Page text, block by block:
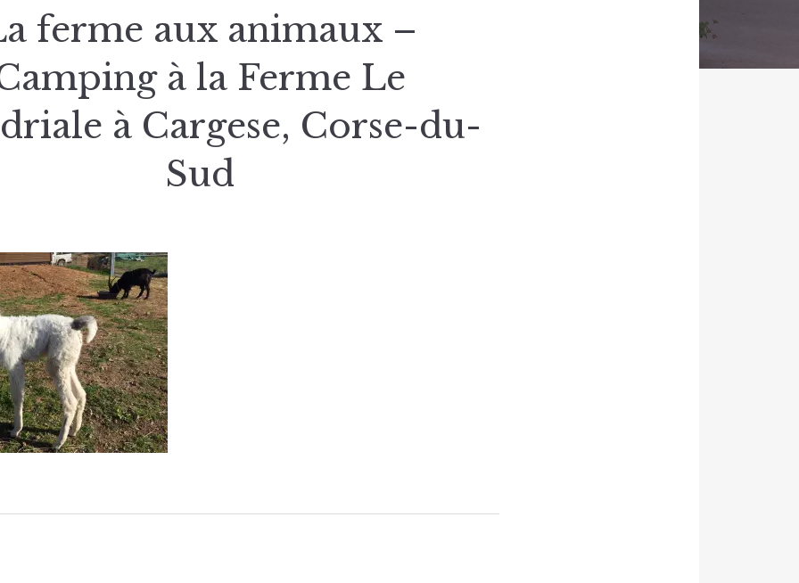
ferme aux animaux –
à la Ferme Le
à Cargese, Corse-du-
Sud